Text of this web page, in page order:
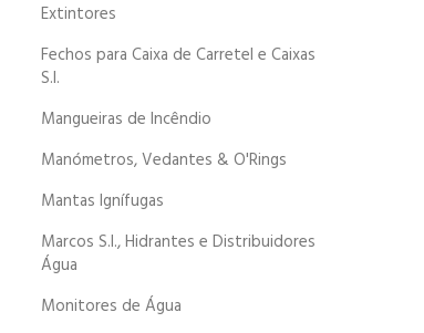
Extintores
Fechos para Caixa de Carretel e Caixas
S.I.
Mangueiras de Incêndio
Manómetros, Vedantes & O'Rings
Mantas Ignífugas
Marcos S.I., Hidrantes e Distribuidores
Água
Monitores de Água